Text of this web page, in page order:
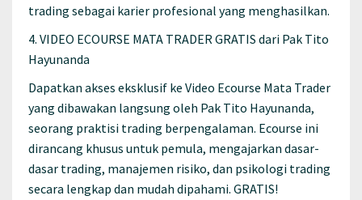
trading sebagai karier profesional yang menghasilkan.
4. VIDEO ECOURSE MATA TRADER GRATIS dari Pak Tito
Hayunanda
Dapatkan akses eksklusif ke Video Ecourse Mata Trader
yang dibawakan langsung oleh Pak Tito Hayunanda,
seorang praktisi trading berpengalaman. Ecourse ini
dirancang khusus untuk pemula, mengajarkan dasar-
dasar trading, manajemen risiko, dan psikologi trading
secara lengkap dan mudah dipahami. GRATIS!